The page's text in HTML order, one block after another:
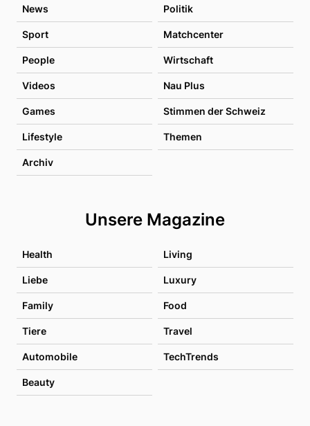
News Politik
Sport Matchcenter
People Wirtschaft
Videos Nau Plus
Games Stimmen der Schweiz
Lifestyle Themen
Archiv
Unsere Magazine
Health Living
Liebe Luxury
Family Food
Tiere Travel
Automobile TechTrends
Beauty